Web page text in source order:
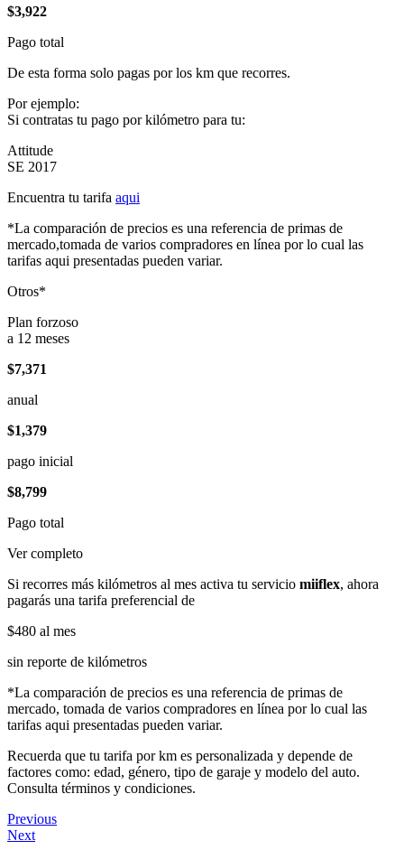
$3,922
Pago total
De esta forma solo pagas por los km que recorres.
Por ejemplo:
Si contratas tu pago por kilómetro para tu:
Attitude
SE 2017
Encuentra tu tarifa aqui
*La comparación de precios es una referencia de primas de
mercado,tomada de varios compradores en línea por lo cual las
tarifas aqui presentadas pueden variar.
Otros*
Plan forzoso
a 12 meses
$7,371
anual
$1,379
pago inicial
$8,799
Pago total
Ver completo
Si recorres más kilómetros al mes activa tu servicio miiflex, ahora
pagarás una tarifa preferencial de
$480 al mes
sin reporte de kilómetros
*La comparación de precios es una referencia de primas de
mercado, tomada de varios compradores en línea por lo cual las
tarifas aqui presentadas pueden variar.
Recuerda que tu tarifa por km es personalizada y depende de
factores como: edad, género, tipo de garaje y modelo del auto.
Consulta términos y condiciones.
Previous
Next